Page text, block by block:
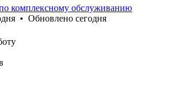
комплексному обслуживанию
• Обновлено сегодня